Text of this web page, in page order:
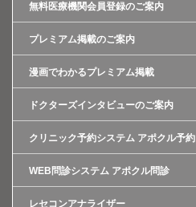
無料医療機関会員登録のご案内
プレミアム掲載のご案内
漫画でわかるプレミアム掲載
ドクターズインタビューのご案内
クリニック予約システム アポクル予約
WEB問診システム アポクル問診
レセコンアナライザー